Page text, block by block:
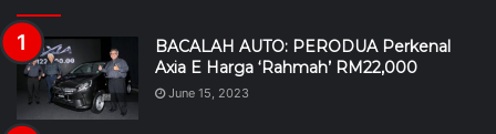
BACALAH AUTO: PERODUA Perkenal
Axia E Harga ‘Rahmah’ RM22,000
June 15, 2023